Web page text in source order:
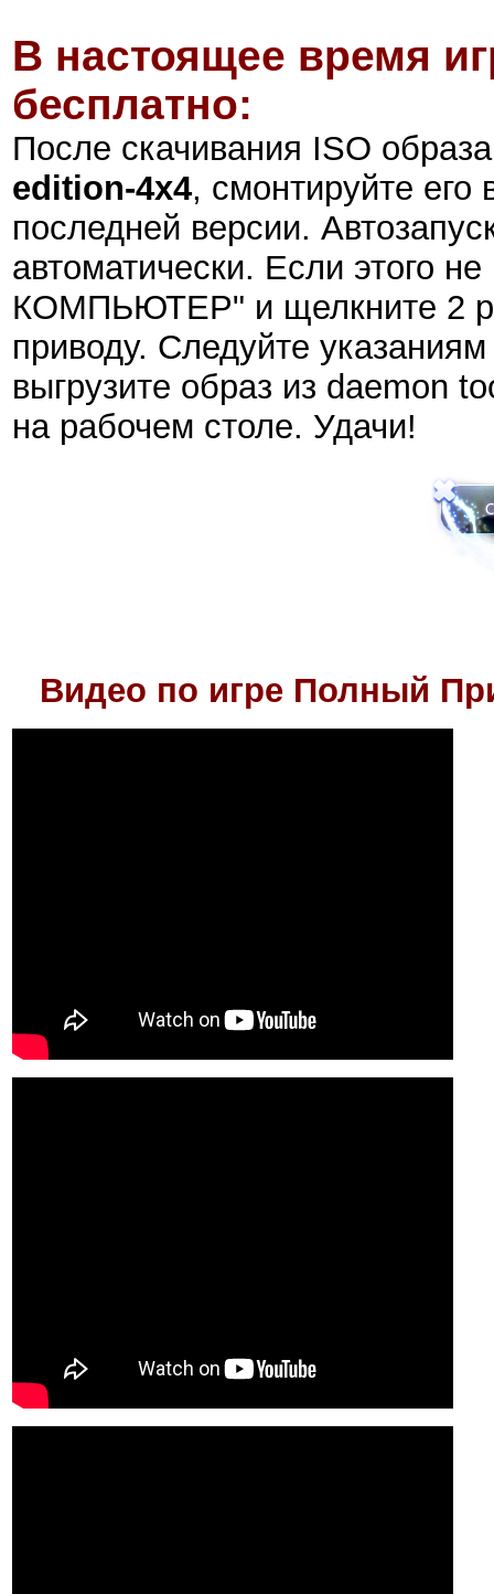
В настоящее время
бесплатно:
После скачивания ISO
edition-4x4, смонтируйте его
последней версии.
автоматически. Если этого
КОМПЬЮТЕР" и щелкните 2
приводу. Следуйте
выгрузите образ из daemon
на рабочем столе. Удачи!
Видео по игре Полный